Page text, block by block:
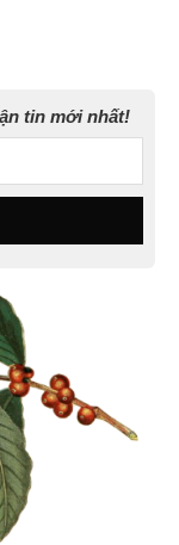
tin mới nhất!